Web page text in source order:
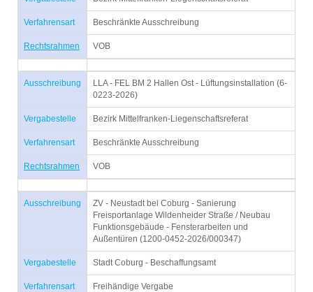
Verfahrensart Beschränkte Ausschreibung
Rechtsrahmen VOB
Ausschreibung
LLA - FEL BM 2 Hallen Ost - Lüftungsinstallation (6-
0223-2026)
Vergabestelle Bezirk Mittelfranken-Liegenschaftsreferat
Verfahrensart Beschränkte Ausschreibung
Rechtsrahmen VOB
Ausschreibung
ZV - Neustadt bei Coburg - Sanierung
Freisportanlage Wildenheider Straße / Neubau
Funktionsgebäude - Fensterarbeiten und
Außentüren (1200-0452-2026/000347)
Vergabestelle Stadt Coburg - Beschaffungsamt
Verfahrensart Freihändige Vergabe